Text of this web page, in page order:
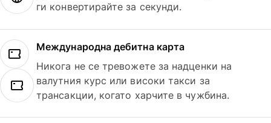
ги конвертирайте за секунди.
Международна дебитна карта
Никога не се тревожете за надценки на
валутния курс или високи такси за
трансакции, когато харчите в чужбина.